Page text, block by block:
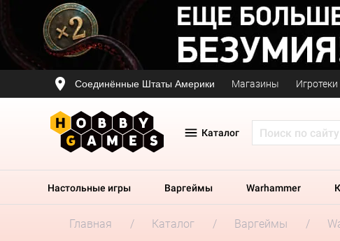
Соединённые Штаты Америки Магазины Игротеки
Каталог
Настольные игры Варгеймы Warhammer
Главная Каталог Варгеймы